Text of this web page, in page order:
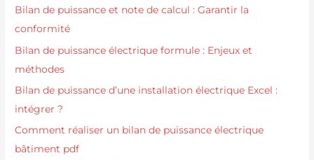
Bilan de puissance et note de calcul : Garantir la
conformité
Bilan de puissance électrique formule : Enjeux et
méthodes
Bilan de puissance d’une installation électrique Excel :
intégrer ?
Comment réaliser un bilan de puissance électrique
bâtiment pdf